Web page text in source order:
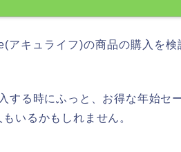
アキュライフ)の商品の購入を検
する時にふっと、お得な年始セ
いるかもしれません。